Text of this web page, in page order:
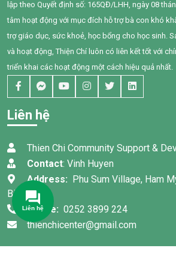
khói thuốc thụ động.
đình và
của chính
những
lập theo Quyết định số: 165QĐ/LHH, ngày 08
tâm hoạt động với mục đích hỗ trợ bà con khó
trợ giáo dục, sức khoẻ, học bổng cho học sinh.
và hoạt động, Thiện Chí luôn có liên kết tốt với
triển khai các hoạt động một cách hiệu quả nhất.
Liên hệ
Thien Chi Community Support &
Contact: Vinh Huyen
Address: Phu Sum Village, Ham
Binh Thuan
Phone: 0252 3899 224
thienchicenter@gmail.com